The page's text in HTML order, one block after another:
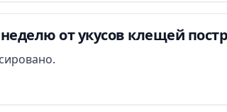
от укусов клещей